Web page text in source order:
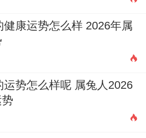
：冲犯岁君，谨言慎行
战，是为「岁破」之月变
际关系紧张，易起冲突，
投资投机，子水为七杀，
健康运势怎么样 2026年属
运势怎么样呢 属兔人2026